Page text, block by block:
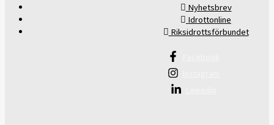
Nyhetsbrev
Idrottonline
Riksidrottsförbundet